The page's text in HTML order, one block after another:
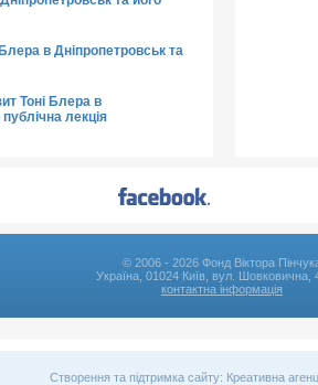
в Дніпропетровськ та
Тоні Блера в
лекція
© 2006 - 2026 Фонд Віктора
Україна, 01024 Київ, вул. Шовковична,
контактна інформація
Створення та підтримка сайту: Креативна